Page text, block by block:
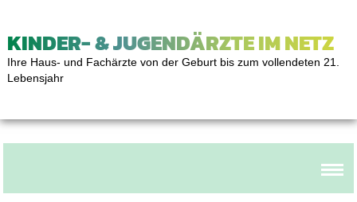
KINDER- & JUGENDÄRZTE IM NETZ
Ihre Haus- und Fachärzte von der Geburt bis zum vollendeten 21.
Lebensjahr